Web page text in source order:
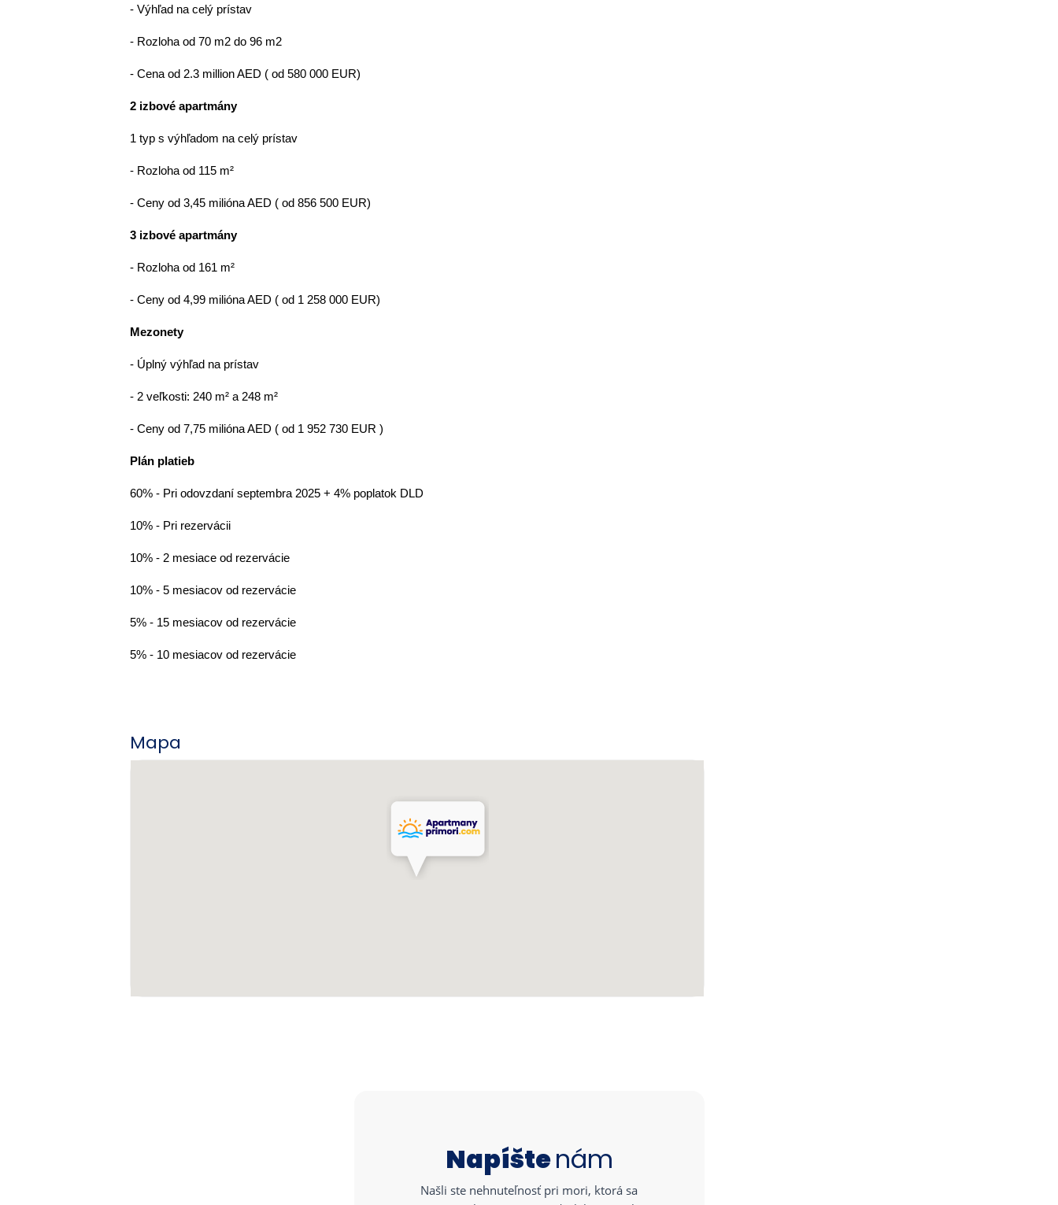
- Výhľad na celý prístav
- Rozloha od 70 m2 do 96 m2
- Cena od 2.3 million AED ( od 580 000 EUR)
2 izbové apartmány
1 typ s výhľadom na celý prístav
- Rozloha od 115 m²
- Ceny od 3,45 milióna AED ( od 856 500 EUR)
3 izbové apartmány
- Rozloha od 161 m²
- Ceny od 4,99 milióna AED ( od 1 258 000 EUR)
Mezonety
- Úplný výhľad na prístav
- 2 veľkosti: 240 m² a 248 m²
- Ceny od 7,75 milióna AED ( od 1 952 730 EUR )
Plán platieb
60% - Pri odovzdaní septembra 2025 + 4% poplatok DLD
10% - Pri rezervácii
10% - 2 mesiace od rezervácie
10% - 5 mesiacov od rezervácie
5% - 15 mesiacov od rezervácie
5% - 10 mesiacov od rezervácie
Mapa
Napíštenám
Našli ste nehnuteľnosť pri mori, ktorá sa